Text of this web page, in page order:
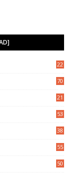
22
70
21
53
38
55
50